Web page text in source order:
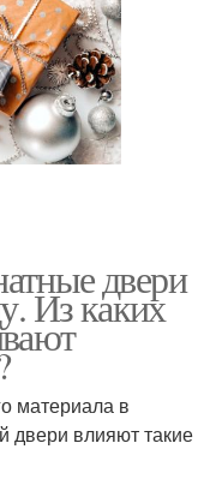
двери
Из каких
материала в
двери влияют такие